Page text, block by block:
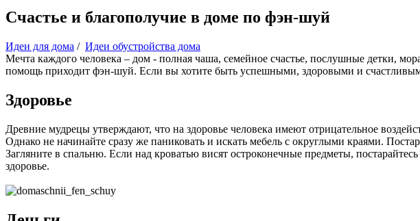
Счастье и благополучие в доме по фэн-шуй
Идеи для дома / Идеи обустройства дома
Мечта каждого человека – дом - полная чаша, семейное счастье, послушные детки,
помощь приходит фэн-шуй. Если вы хотите быть успешными, здоровыми и
Здоровье
Древние мудрецы утверждают, что на здоровье человека имеют отрицательное
Однако не начинайте сразу же паниковать и искать мебель с округлыми краями.
Загляните в спальню. Если над кроватью висят остроконечные предметы,
здоровье.